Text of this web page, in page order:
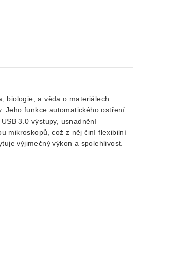
biologie, a věda o materiálech.
Jeho funkce automatického ostření
3.0 výstupy, usnadnění
mikroskopů, což z něj činí flexibilní
výjimečný výkon a spolehlivost.